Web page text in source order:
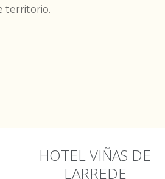
territorio.